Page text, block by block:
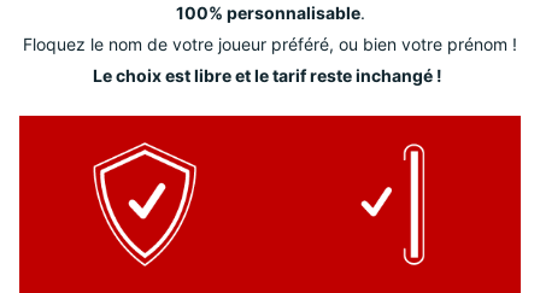
100% personnalisable.
Floquez le nom de votre joueur préféré, ou bien votre prénom !
Le choix est libre et le tarif reste inchangé !